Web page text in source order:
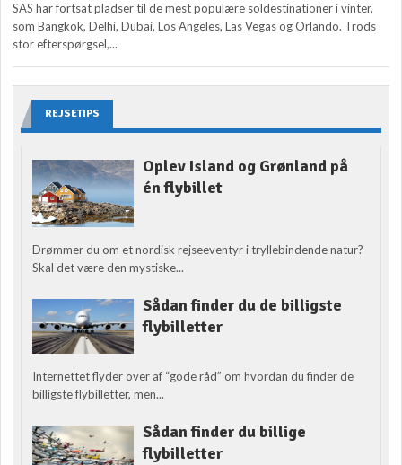
SAS har fortsat pladser til de mest populære soldestinationer i vinter,
som Bangkok, Delhi, Dubai, Los Angeles, Las Vegas og Orlando. Trods
stor efterspørgsel,...
REJSETIPS
Oplev Island og Grønland på
én flybillet
Drømmer du om et nordisk rejseeventyr i tryllebindende natur?
Skal det være den mystiske...
Sådan finder du de billigste
flybilletter
Internettet flyder over af “gode råd” om hvordan du finder de
billigste flybilletter, men...
Sådan finder du billige
flybilletter